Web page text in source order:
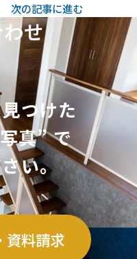
次の記事に進む
せ
つけた
真” で
い。
資料請求